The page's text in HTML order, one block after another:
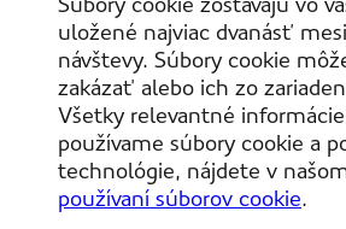
uložené najviac dvanásť
návštevy. Súbory cookie
zakázať alebo ich zo
Všetky relevantné
používame súbory cookie a
technológie, nájdete v
používaní súborov cookie.